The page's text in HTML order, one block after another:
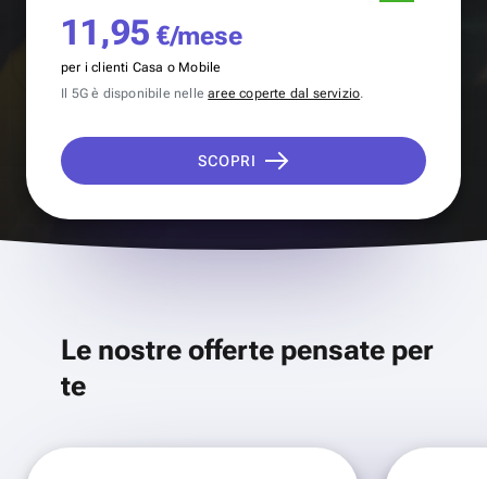
11,95 €/mese
per i clienti Casa o Mobile
Il 5G è disponibile nellearee coperte dal servizio.
SCOPRI
Le nostre offerte pensate per
te